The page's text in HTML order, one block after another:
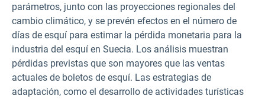
parámetros, junto con las proyecciones regionales del
cambio climático, y se prevén efectos en el número de
días de esquí para estimar la pérdida monetaria para la
industria del esquí en Suecia. Los análisis muestran
pérdidas previstas que son mayores que las ventas
actuales de boletos de esquí. Las estrategias de
adaptación, como el desarrollo de actividades turísticas